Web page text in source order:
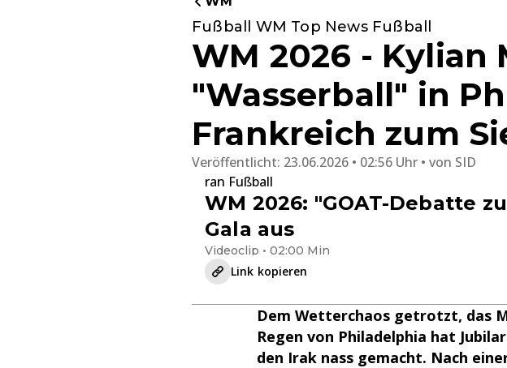
Fußball WM Top News Fußball
WM 2026 -
"Wasserball" in
Frankreich zum
Veröffentlicht: 23.06.2026 • 02:56 Uhr von SID
ran Fußball
WM 2026: "GOAT-Debatte
Gala aus
Videoclip • 02:00 Min
Link kopieren
Dem Wetterchaos getrotzt, das
Regen von Philadelphia hat
den Irak nass gemacht. Nach